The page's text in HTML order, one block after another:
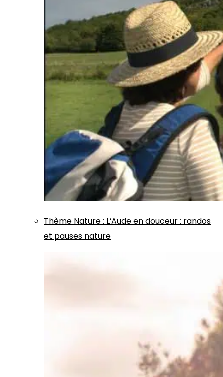
Thème Nature: L’Aude en douceur : randos
et pauses nature